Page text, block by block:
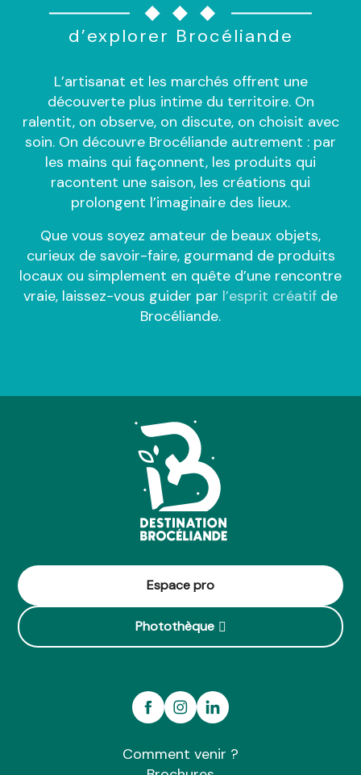
d’explorer Brocéliande
L’artisanat et les marchés offrent une
découverte plus intime du territoire. On
ralentit, on observe, on discute, on choisit avec
soin. On découvre Brocéliande autrement : par
les mains qui façonnent, les produits qui
racontent une saison, les créations qui
prolongent l’imaginaire des lieux.
Que vous soyez amateur de beaux objets,
curieux de savoir-faire, gourmand de produits
locaux ou simplement en quête d’une rencontre
vraie, laissez-vous guider par l’esprit créatif de
Brocéliande.
Espace pro
Photothèque
Comment venir ?